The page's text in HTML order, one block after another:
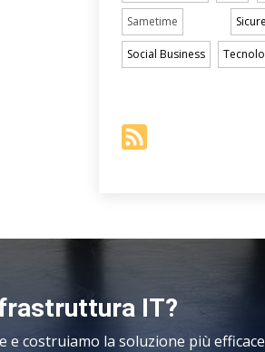
Sametime
Social Business
IT?
e costruiamo la soluzione più